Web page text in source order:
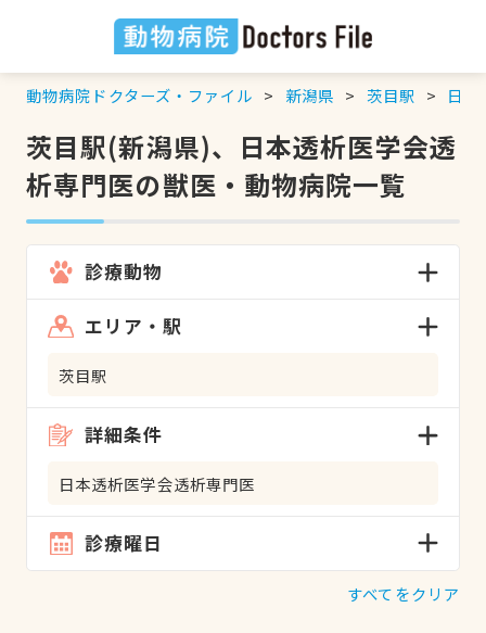
動物病院ドクターズ・ファイル 新潟県 茨目駅 日本
茨目駅(新潟県)、日本透析医学会透
析専門医の獣医・動物病院一覧
診療動物
エリア・駅
茨目駅
詳細条件
日本透析医学会透析専門医
診療曜日
すべてをクリア